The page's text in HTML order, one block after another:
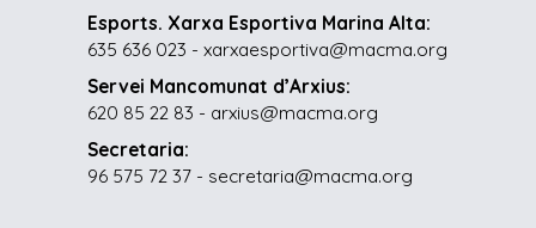
Esports. Xarxa Esportiva Marina Alta:
635 636 023 - xarxaesportiva@macma.org
Servei Mancomunat d’Arxius:
620 85 22 83 - arxius@macma.org
Secretaria:
96 575 72 37 - secretaria@macma.org